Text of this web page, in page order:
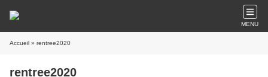
MENU
Accueil » rentree2020
rentree2020